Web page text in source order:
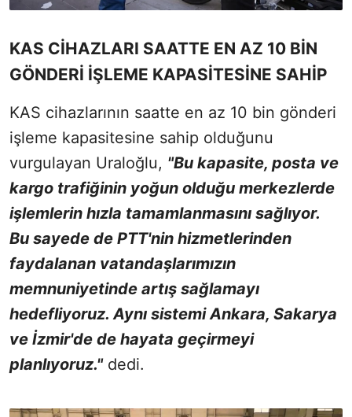
KAS CİHAZLARI SAATTE EN AZ 10 BİN
GÖNDERİ İŞLEME KAPASİTESİNE SAHİP
KAS cihazlarının saatte en az 10 bin gönderi
işleme kapasitesine sahip olduğunu
vurgulayan Uraloğlu, "Bu kapasite, posta ve
kargo trafiğinin yoğun olduğu merkezlerde
işlemlerin hızla tamamlanmasını sağlıyor.
Bu sayede de PTT'nin hizmetlerinden
faydalanan vatandaşlarımızın
memnuniyetinde artış sağlamayı
hedefliyoruz. Aynı sistemi Ankara, Sakarya
ve İzmir'de de hayata geçirmeyi
planlıyoruz."dedi.